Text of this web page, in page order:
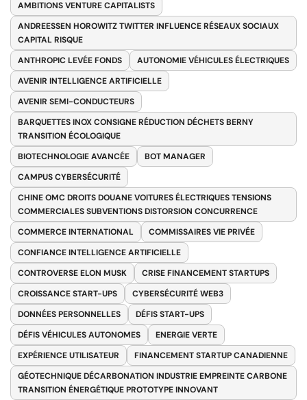
AMBITIONS VENTURE CAPITALISTS
ANDREESSEN HOROWITZ TWITTER INFLUENCE RÉSEAUX SOCIAUX
CAPITAL RISQUE
ANTHROPIC LEVÉE FONDS
AUTONOMIE VÉHICULES ÉLECTRIQUES
AVENIR INTELLIGENCE ARTIFICIELLE
AVENIR SEMI-CONDUCTEURS
BARQUETTES INOX CONSIGNE RÉDUCTION DÉCHETS BERNY
TRANSITION ÉCOLOGIQUE
BIOTECHNOLOGIE AVANCÉE
BOT MANAGER
CAMPUS CYBERSÉCURITÉ
CHINE OMC DROITS DOUANE VOITURES ÉLECTRIQUES TENSIONS
COMMERCIALES SUBVENTIONS DISTORSION CONCURRENCE
COMMERCE INTERNATIONAL
COMMISSAIRES VIE PRIVÉE
CONFIANCE INTELLIGENCE ARTIFICIELLE
CONTROVERSE ELON MUSK
CRISE FINANCEMENT STARTUPS
CROISSANCE START-UPS
CYBERSÉCURITÉ WEB3
DONNÉES PERSONNELLES
DÉFIS START-UPS
DÉFIS VÉHICULES AUTONOMES
ENERGIE VERTE
EXPÉRIENCE UTILISATEUR
FINANCEMENT STARTUP CANADIENNE
GÉOTECHNIQUE DÉCARBONATION INDUSTRIE EMPREINTE CARBONE
TRANSITION ÉNERGÉTIQUE PROTOTYPE INNOVANT